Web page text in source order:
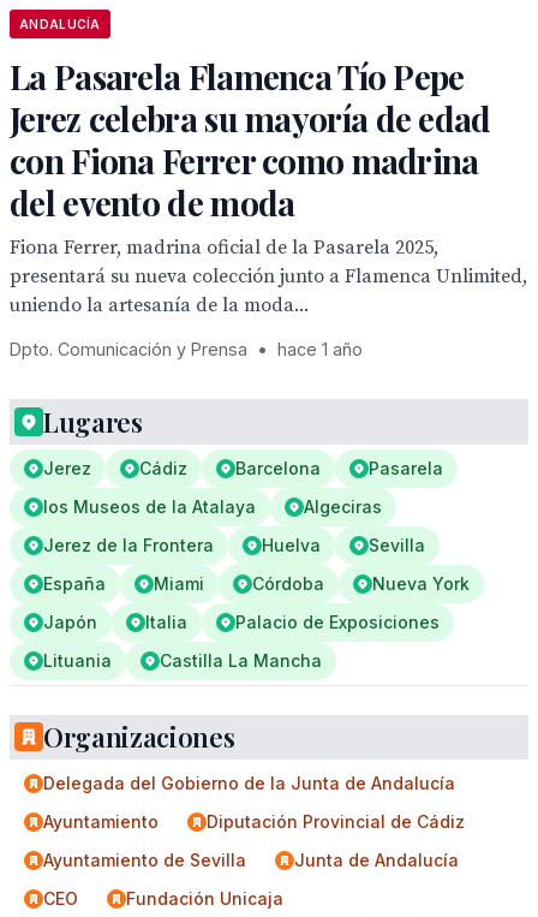
ANDALUCÍA
La Pasarela Flamenca Tío Pepe
Jerez celebra su mayoría de edad
con Fiona Ferrer como madrina
del evento de moda
Fiona Ferrer, madrina oficial de la Pasarela 2025,
presentará su nueva colección junto a Flamenca Unlimited,
uniendo la artesanía de la moda...
Dpto. Comunicación y Prensa • hace 1 año
Lugares
Jerez Cádiz Barcelona
Pasarela
los Museos de la Atalaya
Algeciras
Jerez de la Frontera
Huelva
Sevilla
España
Miami Córdoba
Nueva York
Japón
Italia
Palacio de Exposiciones
Lituania
Castilla La Mancha
Organizaciones
Delegada del Gobierno de la Junta de Andalucía
Ayuntamiento
Diputación Provincial de Cádiz
Ayuntamiento de Sevilla
Junta de Andalucía
CEO
Fundación Unicaja